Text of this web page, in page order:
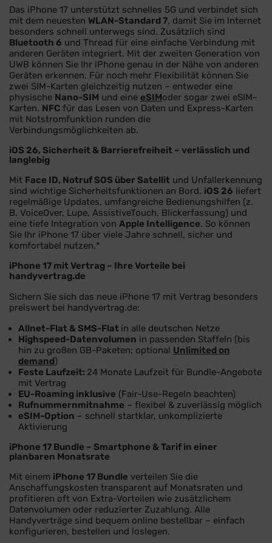
Das iPhone 17 unterstützt schnelles 5G und verbindet sich
mit dem neuesten WLAN-Standard 7, damit Sie im Internet
besonders schnell unterwegs sind. Zusätzlich sind
Bluetooth 6 und Thread für eine einfache Verbindung mit
anderen Geräten integriert. Mit der zweiten Generation von
UWB können Sie Ihr iPhone genau in der Nähe von anderen
Geräten erkennen. Für noch mehr Flexibilität können Sie
zwei SIM-Karten gleichzeitig nutzen – entweder eine
physische Nano-SIM und eine eSIModer sogar zwei eSIM-
Karten. NFC für das Lesen von Daten und Express-Karten
mit Notstromfunktion runden die
Verbindungsmöglichkeiten ab.
iOS 26, Sicherheit & Barrierefreiheit – verlässlich und
langlebig
Mit Face ID, Notruf SOS über Satellit und Unfallerkennung
sind wichtige Sicherheitsfunktionen an Bord. iOS 26 liefert
regelmäßige Updates, umfangreiche Bedienungshilfen (z.
B. VoiceOver, Lupe, AssistiveTouch, Blickerfassung) und
eine tiefe Integration von Apple Intelligence. So können
Sie Ihr iPhone 17 über viele Jahre schnell, sicher und
komfortabel nutzen.*
iPhone 17 mit Vertrag – Ihre Vorteile bei
handyvertrag.de
Sichern Sie sich das neue iPhone 17 mit Vertrag besonders
preiswert bei handyvertrag.de:
Allnet-Flat & SMS-Flat in alle deutschen Netze
Highspeed-Datenvolumen in passenden Staffeln (bis
hin zu großen GB-Paketen; optional Unlimited on
demand)
Feste Laufzeit: 24 Monate Laufzeit für Bundle-Angebote
mit Vertrag
EU-Roaming inklusive (Fair-Use-Regeln beachten)
Rufnummernmitnahme – flexibel & zuverlässig möglich
eSIM-Option – schnell startklar, unkomplizierte
Aktivierung
iPhone 17 Bundle – Smartphone & Tarif in einer
planbaren Monatsrate
Mit einem iPhone 17 Bundle verteilen Sie die
Anschaffungskosten transparent auf Monatsraten und
profitieren oft von Extra-Vorteilen wie zusätzlichem
Datenvolumen oder reduzierter Zuzahlung. Alle
Handyverträge sind bequem online bestellbar – einfach
konfigurieren, bestellen und loslegen.